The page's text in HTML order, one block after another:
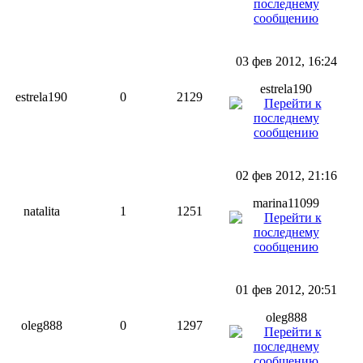
estrela190 0 2129
03 фев 2012, 16:24
estrela190
natalita 1 1251
02 фев 2012, 21:16
marina11099
oleg888 0 1297
01 фев 2012, 20:51
oleg888